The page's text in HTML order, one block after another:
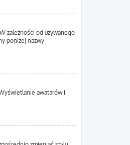
zależności od używanego
poniżej nazwy
awatarów i